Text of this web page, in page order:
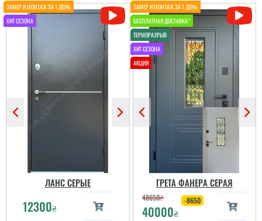
функцию выполняют....
ЛАНС СЕРЫЕ
12300₴
ГРЕТА ФАНЕРА СЕРАЯ
48650₴
40000₴
-8650